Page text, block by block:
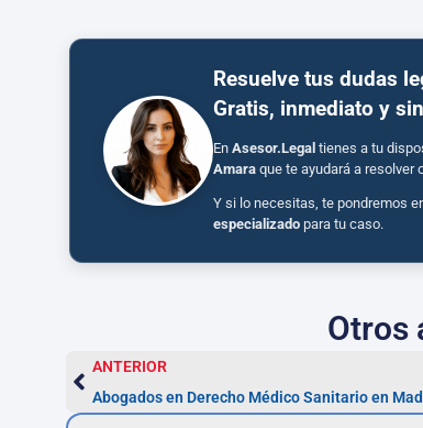
Resuelve tus dudas
Gratis, inmediato y
En Asesor.Legal tienes a tu
Amara que te ayudará a resolver
Y si lo necesitas, te pondremos
especializado para tu caso.
Otros
ANTERIOR
Abogados en Derecho Médico Sanitario en